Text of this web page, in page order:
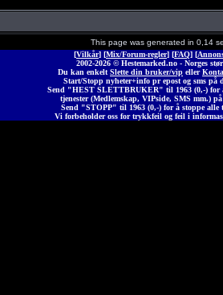
This page was generated in 0,14
[Vilkår] [Mix/Forum-regler] [FAQ] [
2002-2026 © Hestemarked.no - Norges
Du kan enkelt Slette din bruker/vip eller
Start/Stopp nyheter+info pr epost og sms på
Send "HEST SLETTBRUKER" til 1963 (0,-) for
tjenester (Medlemskap, VIPside, SMS mm.)
Send "STOPP" til 1963 (0,-) for å stoppe alle
Vi forbeholder oss for trykkfeil og feil i